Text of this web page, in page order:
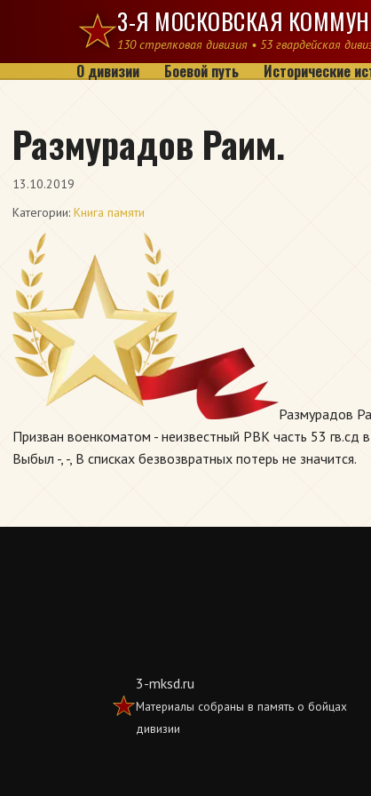
Перейти к содержимому3-Я МОСКОВСКАЯ
130 стрелковая дивизия • 53 гвардейская
О дивизии Боевой путь Исторические
Размурадов Раим.
13.10.2019
Категории: Книга памяти
Размурадов
Призван военкоматом - неизвестный РВК часть 53 гв.сд в
Выбыл -, -, В списках безвозвратных потерь не значится.
3-mksd.ru
Материалы собраны в память о бойцах
дивизии